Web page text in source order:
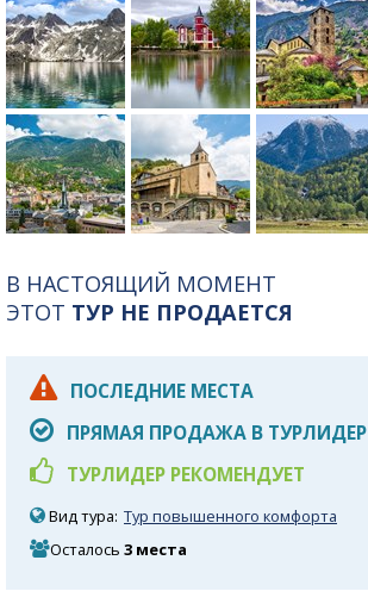
В НАСТОЯЩИЙ МОМЕНТ
ЭТОТ ТУР НЕ ПРОДАЕТСЯ
ПОСЛЕДНИЕ МЕСТА
ПРЯМАЯ ПРОДАЖА В ТУРЛИДЕР
ТУРЛИДЕР РЕКОМЕНДУЕТ
Вид тура: Тур повышенного комфорта
Осталось 3 места